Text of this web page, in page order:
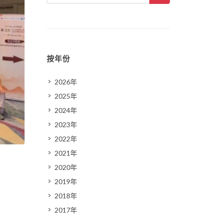
按年份
2026年
2025年
2024年
2023年
2022年
2021年
2020年
2019年
2018年
2017年